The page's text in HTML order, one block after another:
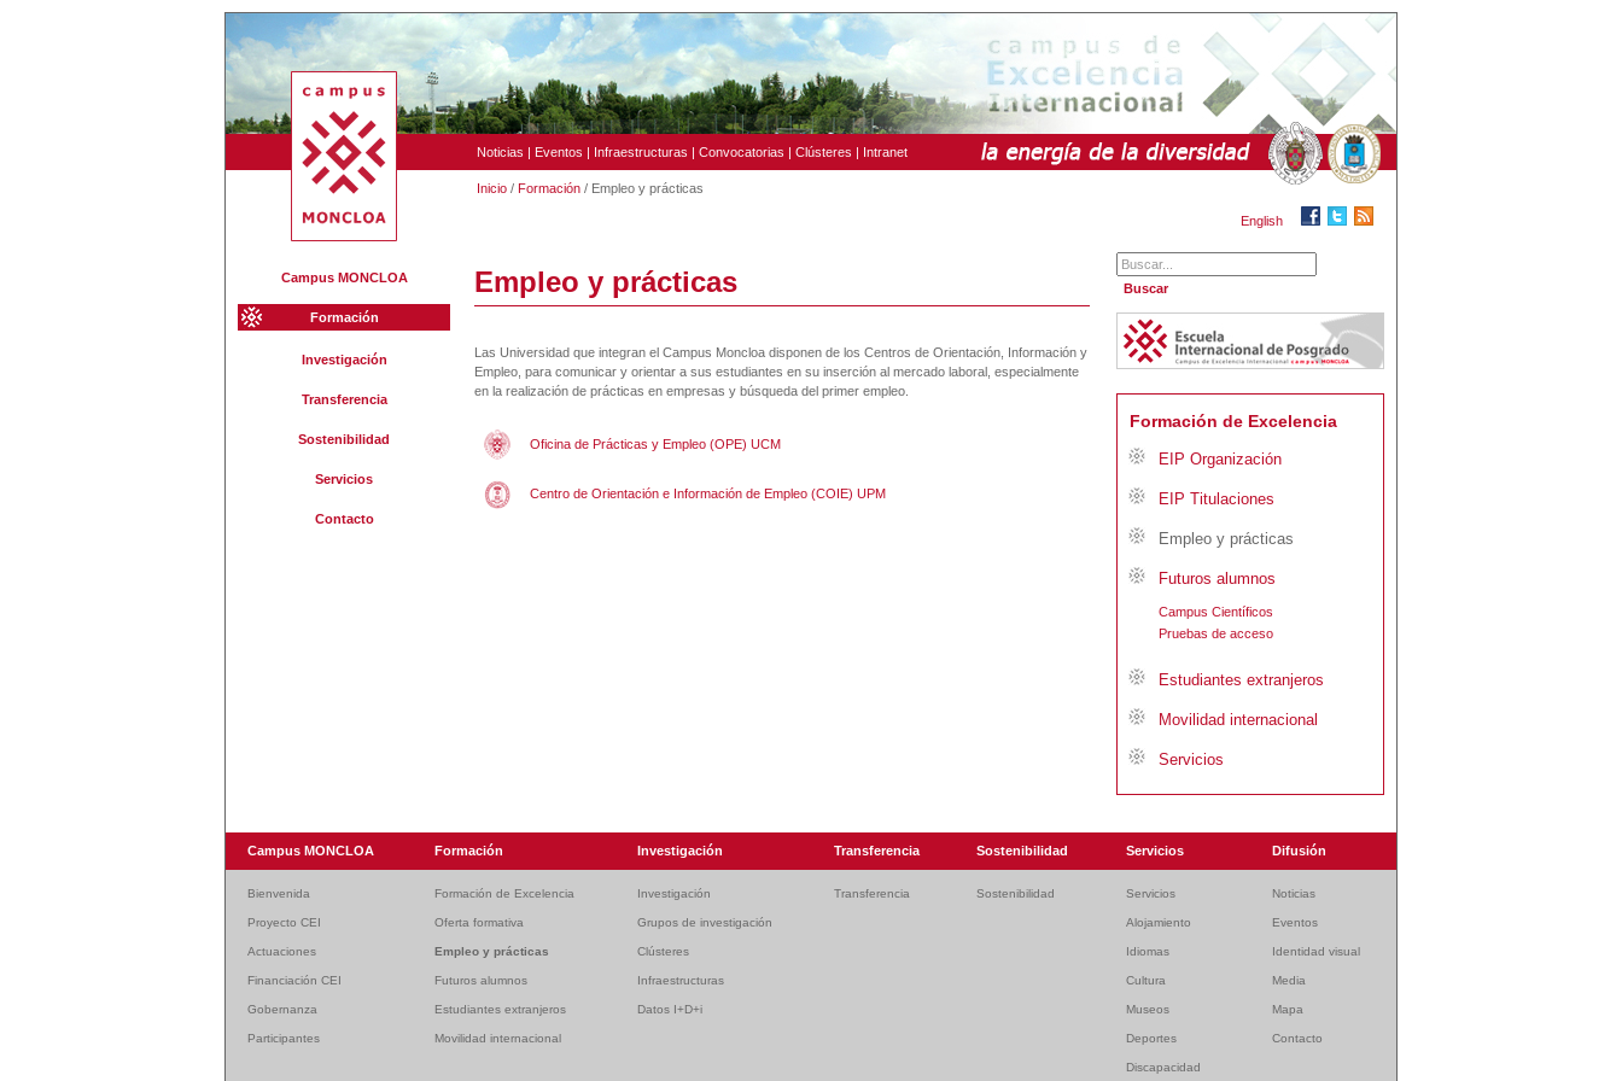
Noticias | Eventos | Infraestructuras | Convocatorias | Clústeres | Intranet
Inicio / Formación / Empleo y prácticas
English
Campus MONCLOA
Formación
Investigación
Transferencia
Sostenibilidad
Servicios
Contacto
Empleo y prácticas
Las Universidad que integran el Campus Moncloa disponen de los Centros de Orientación, Información y
Empleo, para comunicar y orientar a sus estudiantes en su inserción al mercado laboral, especialmente
en la realización de prácticas en empresas y búsqueda del primer empleo.
Oficina de Prácticas y Empleo (OPE) UCM
Centro de Orientación e Información de Empleo (COIE) UPM
Formación de Excelencia
EIP Organización
EIP Titulaciones
Empleo y prácticas
Futuros alumnos
Campus Científicos
Pruebas de acceso
Estudiantes extranjeros
Movilidad internacional
Servicios
Campus MONCLOA Formación Investigación Transferencia Sostenibilidad Servicios Difusión
Bienvenida Formación de Excelencia Investigación Transferencia Sostenibilidad Servicios Noticias
Proyecto CEI Oferta formativa Grupos de investigación Alojamiento Eventos
Actuaciones Empleo y prácticas Clústeres Idiomas Identidad visual
Financiación CEI Futuros alumnos Infraestructuras Cultura Media
Gobernanza Estudiantes extranjeros Datos I+D+i Museos Mapa
Participantes Movilidad internacional Deportes Contacto
Discapacidad